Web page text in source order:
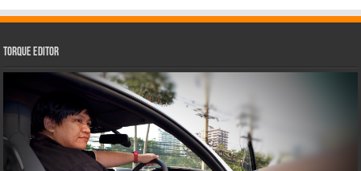
Torque Editor